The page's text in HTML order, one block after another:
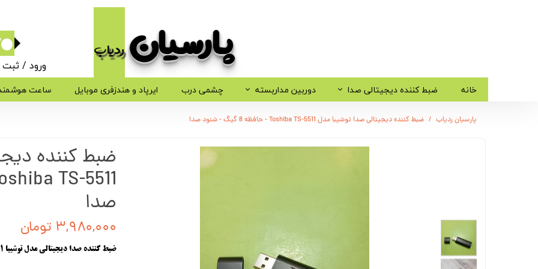
پارسیان​​​​​​​ردیاب
ورود /ثبت
حساب
خروج از
خانه ضبط کننده دیجیتالی صدا دوربین مداربسته چشمی درب ایرپاد و هندزفری موبایل ساعت
پارسیان ردیاب ضبط کننده دیجیتالی صدا توشیبا مدل Toshiba TS-5511 - حافظه 8 گیگ - شنود صدا
ضبط کننده
صدا
۳,۹۸۰,۰۰۰ تومان
ضبط کننده صدا دیجیتالی مدل توشیبا Toshiba TS-5511 شنود صدا